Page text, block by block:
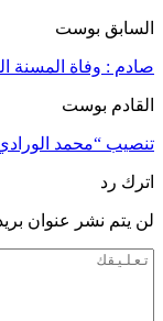
السابق بوست
صادم : وفاة المسنة
القادم بوست
تنصيب “محمد
اترك رد
لن يتم نشر عنوان